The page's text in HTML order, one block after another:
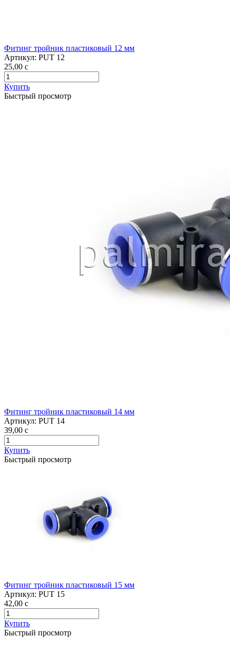
Фитинг тройник пластиковый 12 мм
Артикул: PUT 12
25,00 c
Купить
Быстрый просмотр
Фитинг тройник пластиковый 14 мм
Артикул: PUT 14
39,00 c
Купить
Быстрый просмотр
Фитинг тройник пластиковый 15 мм
Артикул: PUT 15
42,00 c
Купить
Быстрый просмотр